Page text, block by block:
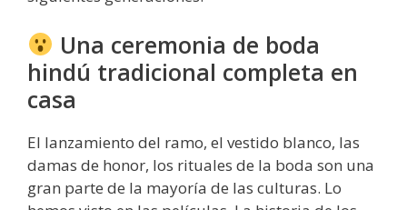
Una ceremonia de boda
hindú tradicional completa en
casa
El lanzamiento del ramo, el vestido blanco, las
damas de honor, los rituales de la boda son una
gran parte de la mayoría de las culturas. Lo